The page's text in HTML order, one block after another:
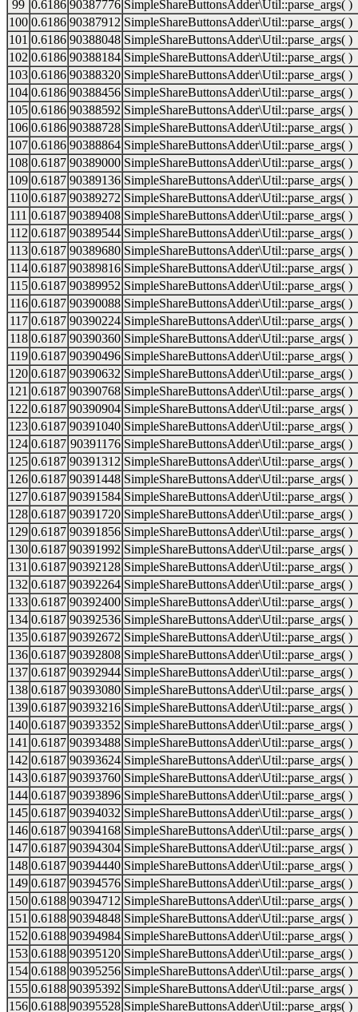
99 0.6186 90387776 SimpleShareButtonsAdder\Util::parse_args( )
100 0.6186 90387912 SimpleShareButtonsAdder\Util::parse_args( )
101 0.6186 90388048 SimpleShareButtonsAdder\Util::parse_args( )
102 0.6186 90388184 SimpleShareButtonsAdder\Util::parse_args( )
103 0.6186 90388320 SimpleShareButtonsAdder\Util::parse_args( )
104 0.6186 90388456 SimpleShareButtonsAdder\Util::parse_args( )
105 0.6186 90388592 SimpleShareButtonsAdder\Util::parse_args( )
106 0.6186 90388728 SimpleShareButtonsAdder\Util::parse_args( )
107 0.6186 90388864 SimpleShareButtonsAdder\Util::parse_args( )
108 0.6187 90389000 SimpleShareButtonsAdder\Util::parse_args( )
109 0.6187 90389136 SimpleShareButtonsAdder\Util::parse_args( )
110 0.6187 90389272 SimpleShareButtonsAdder\Util::parse_args( )
111 0.6187 90389408 SimpleShareButtonsAdder\Util::parse_args( )
112 0.6187 90389544 SimpleShareButtonsAdder\Util::parse_args( )
113 0.6187 90389680 SimpleShareButtonsAdder\Util::parse_args( )
114 0.6187 90389816 SimpleShareButtonsAdder\Util::parse_args( )
115 0.6187 90389952 SimpleShareButtonsAdder\Util::parse_args( )
116 0.6187 90390088 SimpleShareButtonsAdder\Util::parse_args( )
117 0.6187 90390224 SimpleShareButtonsAdder\Util::parse_args( )
118 0.6187 90390360 SimpleShareButtonsAdder\Util::parse_args( )
119 0.6187 90390496 SimpleShareButtonsAdder\Util::parse_args( )
120 0.6187 90390632 SimpleShareButtonsAdder\Util::parse_args( )
121 0.6187 90390768 SimpleShareButtonsAdder\Util::parse_args( )
122 0.6187 90390904 SimpleShareButtonsAdder\Util::parse_args( )
123 0.6187 90391040 SimpleShareButtonsAdder\Util::parse_args( )
124 0.6187 90391176 SimpleShareButtonsAdder\Util::parse_args( )
125 0.6187 90391312 SimpleShareButtonsAdder\Util::parse_args( )
126 0.6187 90391448 SimpleShareButtonsAdder\Util::parse_args( )
127 0.6187 90391584 SimpleShareButtonsAdder\Util::parse_args( )
128 0.6187 90391720 SimpleShareButtonsAdder\Util::parse_args( )
129 0.6187 90391856 SimpleShareButtonsAdder\Util::parse_args( )
130 0.6187 90391992 SimpleShareButtonsAdder\Util::parse_args( )
131 0.6187 90392128 SimpleShareButtonsAdder\Util::parse_args( )
132 0.6187 90392264 SimpleShareButtonsAdder\Util::parse_args( )
133 0.6187 90392400 SimpleShareButtonsAdder\Util::parse_args( )
134 0.6187 90392536 SimpleShareButtonsAdder\Util::parse_args( )
135 0.6187 90392672 SimpleShareButtonsAdder\Util::parse_args( )
136 0.6187 90392808 SimpleShareButtonsAdder\Util::parse_args( )
137 0.6187 90392944 SimpleShareButtonsAdder\Util::parse_args( )
138 0.6187 90393080 SimpleShareButtonsAdder\Util::parse_args( )
139 0.6187 90393216 SimpleShareButtonsAdder\Util::parse_args( )
140 0.6187 90393352 SimpleShareButtonsAdder\Util::parse_args( )
141 0.6187 90393488 SimpleShareButtonsAdder\Util::parse_args( )
142 0.6187 90393624 SimpleShareButtonsAdder\Util::parse_args( )
143 0.6187 90393760 SimpleShareButtonsAdder\Util::parse_args( )
144 0.6187 90393896 SimpleShareButtonsAdder\Util::parse_args( )
145 0.6187 90394032 SimpleShareButtonsAdder\Util::parse_args( )
146 0.6187 90394168 SimpleShareButtonsAdder\Util::parse_args( )
147 0.6187 90394304 SimpleShareButtonsAdder\Util::parse_args( )
148 0.6187 90394440 SimpleShareButtonsAdder\Util::parse_args( )
149 0.6187 90394576 SimpleShareButtonsAdder\Util::parse_args( )
150 0.6188 90394712 SimpleShareButtonsAdder\Util::parse_args( )
151 0.6188 90394848 SimpleShareButtonsAdder\Util::parse_args( )
152 0.6188 90394984 SimpleShareButtonsAdder\Util::parse_args( )
153 0.6188 90395120 SimpleShareButtonsAdder\Util::parse_args( )
154 0.6188 90395256 SimpleShareButtonsAdder\Util::parse_args( )
155 0.6188 90395392 SimpleShareButtonsAdder\Util::parse_args( )
156 0.6188 90395528 SimpleShareButtonsAdder\Util::parse_args( )